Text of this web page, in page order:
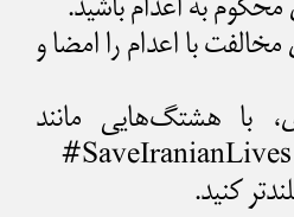
با اعدام را امضا و
با هشتگ‌هایی مانند
#نه_به_اعدام و SaveIranianLives#
کنید.